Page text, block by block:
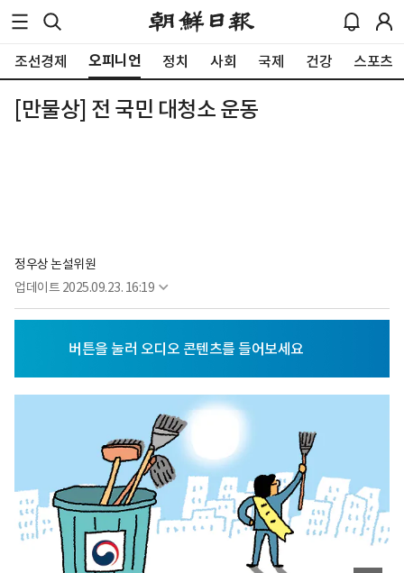
조선경제 오피니언 정치 사회 국제 건강 스포츠
[만물상] 전 국민 대청소 운동
정우상 논설위원
업데이트 2025.09.23. 16:19